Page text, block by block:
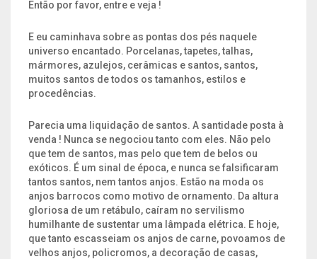
Então por favor, entre e veja !
E eu caminhava sobre as pontas dos pés naquele
universo encantado. Porcelanas, tapetes, talhas,
mármores, azulejos, cerâmicas e santos, santos,
muitos santos de todos os tamanhos, estilos e
procedências.
Parecia uma liquidação de santos. A santidade posta à
venda ! Nunca se negociou tanto com eles. Não pelo
que tem de santos, mas pelo que tem de belos ou
exóticos. É um sinal de época, e nunca se falsificaram
tantos santos, nem tantos anjos. Estão na moda os
anjos barrocos como motivo de ornamento. Da altura
gloriosa de um retábulo, caíram no servilismo
humilhante de sustentar uma lâmpada elétrica. E hoje,
que tanto escasseiam os anjos de carne, povoamos de
velhos anjos, policromos, a decoração de casas,